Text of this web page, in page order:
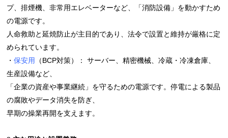
プ、排煙機、非常用エレベーターなど、「消防設備」を動かすため
の電源です。
人命救助と延焼防止が主目的であり、法令で設置と維持が厳格に定
められています。
・保安用
（BCP対策）： サーバー、精密機械、冷蔵・冷凍倉庫、
生産設備など、
「企業の資産や事業継続」を守るための電源です。停電による製品
の腐敗やデータ消失を防ぎ、
早期の操業再開を支えます。